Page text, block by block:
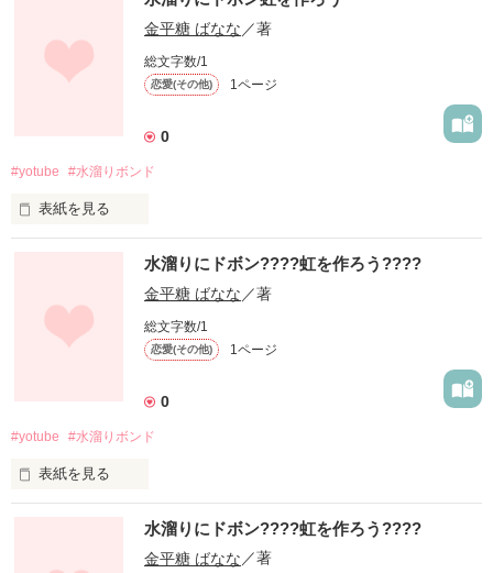
私はその人達のアシスタントとなった。
作品を読む
金平糖 ばなな ／著
総文字数/1
恋愛(その他) 1ページ
0
#yotube #水溜りボンド
表紙を見る
私はその人達のアシスタントとなった。
作品を読む
水溜りにドボン????虹を作ろう????
金平糖 ばなな ／著
総文字数/1
恋愛(その他) 1ページ
0
#yotube #水溜りボンド
表紙を見る
私はその人達のアシスタントとなった。
水溜りにドボン????虹を作ろう????
金平糖 ばなな／著